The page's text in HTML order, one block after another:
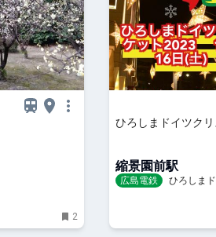
2
ひろしまドイツク
縮景園前駅
広島電鉄
ひろしま